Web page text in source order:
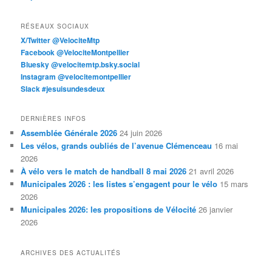
RÉSEAUX SOCIAUX
X/Twitter @VelociteMtp
Facebook @VelociteMontpellier
Bluesky @velocitemtp.bsky.social
Instagram @velocitemontpellier
Slack #jesuisundesdeux
DERNIÈRES INFOS
Assemblée Générale 2026 24 juin 2026
Les vélos, grands oubliés de l’avenue Clémenceau 16 mai
2026
À vélo vers le match de handball 8 mai 2026 21 avril 2026
Municipales 2026 : les listes s’engagent pour le vélo 15 mars
2026
Municipales 2026: les propositions de Vélocité 26 janvier
2026
ARCHIVES DES ACTUALITÉS